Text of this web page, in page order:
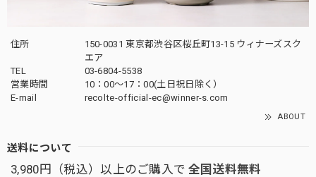
住所
150-0031 東京都渋谷区桜丘町13-15 ウィナーズスク
エア
TEL
03-6804-5538
営業時間
10：00〜17：00(土日祝日除く）
E-mail
recolte-official-ec@winner-s.com
ABOUT
送料について
3,980円（税込）以上のご購入で 全国送料無料